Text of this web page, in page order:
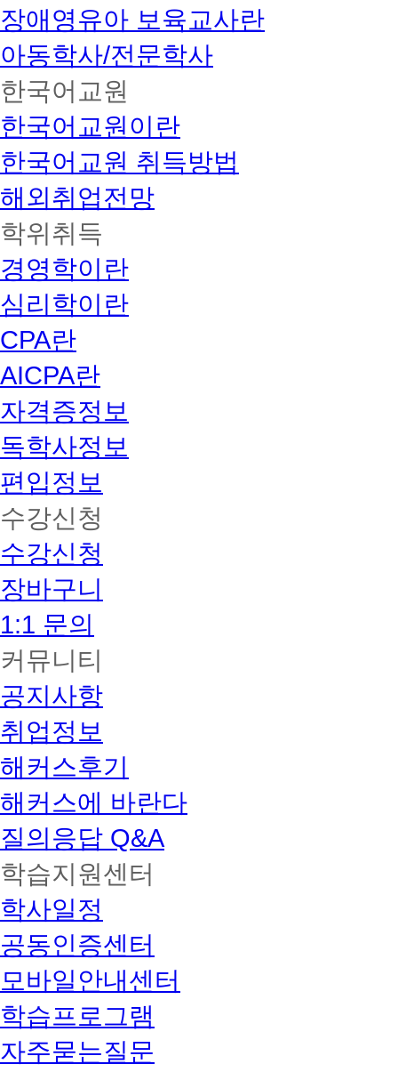
장애영유아 보육교사란
아동학사/전문학사
한국어교원
한국어교원이란
한국어교원 취득방법
해외취업전망
학위취득
경영학이란
심리학이란
CPA란
AICPA란
자격증정보
독학사정보
편입정보
수강신청
수강신청
장바구니
1:1 문의
커뮤니티
공지사항
취업정보
해커스후기
해커스에 바란다
질의응답 Q&A
학습지원센터
학사일정
공동인증센터
모바일안내센터
학습프로그램
자주묻는질문